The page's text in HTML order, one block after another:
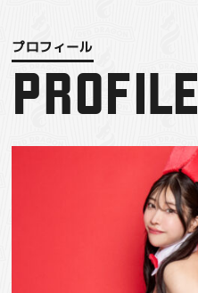
PROFILE